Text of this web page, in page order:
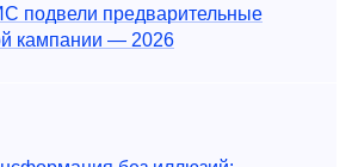
предварительные
кампании — 2026